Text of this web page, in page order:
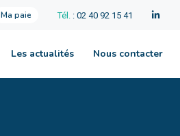
Ma paie Tél. : 02 40 92 15 41
Les actualités Nous contacter